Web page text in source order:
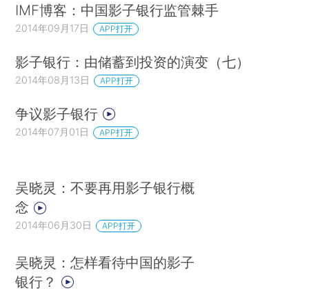
IMF博客：中国影子银行监管棘手
2014年09月17日 APP打开
影子银行：由储蓄到投资的演变（七）
2014年08月13日 APP打开
争议影子银行
2014年07月01日 APP打开
吴晓灵：不要再用影子银行概
念
2014年06月30日 APP打开
吴晓灵：怎样看待中国的影子
银行？